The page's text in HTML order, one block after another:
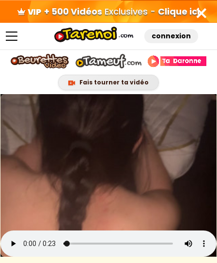
Skip
content
+ 500 Vidéos Exclusives - Clique ici
connexion
Fais tourner ta vidéo